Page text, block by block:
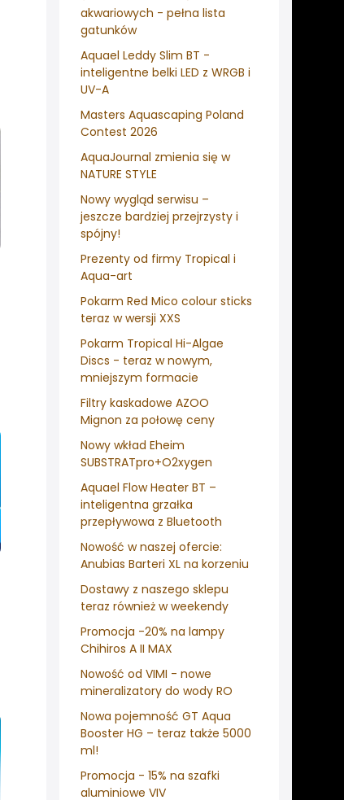
akwariowych - pełna lista
gatunków
Aquael Leddy Slim BT -
inteligentne belki LED z WRGB i
UV-A
Masters Aquascaping Poland
Contest 2026
AquaJournal zmienia się w
NATURE STYLE
Nowy wygląd serwisu –
jeszcze bardziej przejrzysty i
spójny!
Prezenty od firmy Tropical i
Aqua-art
Pokarm Red Mico colour sticks
teraz w wersji XXS
Pokarm Tropical Hi-Algae
Discs - teraz w nowym,
mniejszym formacie
Filtry kaskadowe AZOO
Mignon za połowę ceny
Nowy wkład Eheim
SUBSTRATpro+O2xygen
Aquael Flow Heater BT –
inteligentna grzałka
przepływowa z Bluetooth
Nowość w naszej ofercie:
Anubias Barteri XL na korzeniu
Dostawy z naszego sklepu
teraz również w weekendy
Promocja -20% na lampy
Chihiros A II MAX
Nowość od VIMI - nowe
mineralizatory do wody RO
Nowa pojemność GT Aqua
Booster HG – teraz także 5000
ml!
Promocja - 15% na szafki
aluminiowe VIV